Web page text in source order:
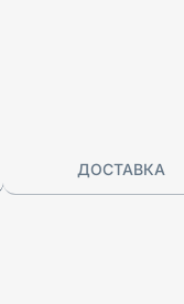
ДОСТАВКА